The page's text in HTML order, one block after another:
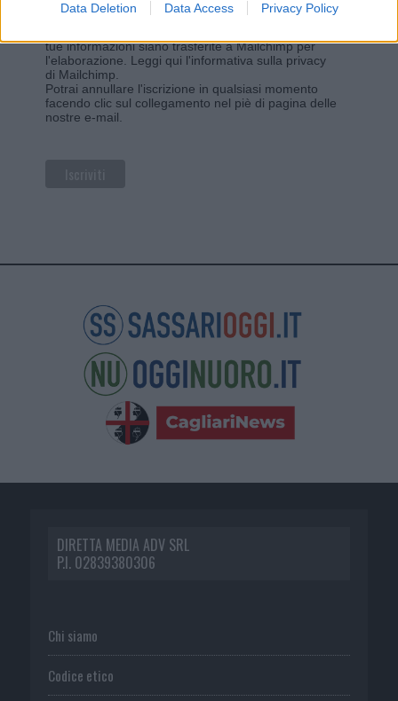
Data Deletion Data Access Privacy Policy
Utilizziamo Mailchimp come piattaforma di
tue informazioni siano trasferite a Mailchimp per
l'elaborazione. Leggi qui l'informativa sulla privacy
di Mailchimp
Potrai annullare l'iscrizione in qualsiasi momento
facendo clic sul collegamento nel piè di pagina delle
nostre e-mail.
DIRETTA MEDIA ADV SRL
P.I. 02839380306
Chi siamo
Codice etico